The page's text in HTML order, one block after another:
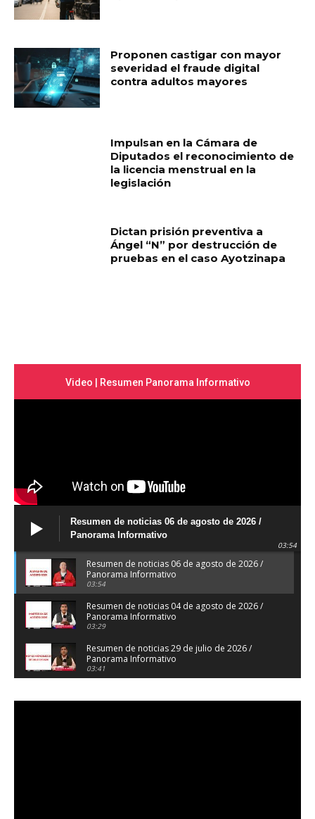
Proponen castigar con mayor
severidad el fraude digital
contra adultos mayores
Impulsan en la Cámara de
Diputados el reconocimiento de
la licencia menstrual en la
legislación
Dictan prisión preventiva a
Ángel “N” por destrucción de
pruebas en el caso Ayotzinapa
Video | Resumen Panorama Informativo
Resumen de noticias 06 de agosto de 2026 /
Panorama Informativo
03:54
Resumen de noticias 06 de agosto de 2026 /
Panorama Informativo
03:54
Resumen de noticias 04 de agosto de 2026 /
Panorama Informativo
03:29
Resumen de noticias 29 de julio de 2026 /
Panorama Informativo
03:41
Panorama Informativo